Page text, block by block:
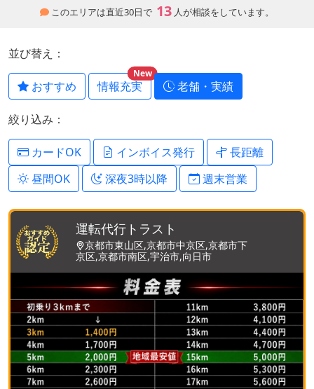
このエリアは直近30日で 13 人が相談をしています。
並び替え：
おすすめ 情報充実
New
老舗・実績
絞り込み：
カードOK インボイス発行
長距離
昼間OK
深夜3時以降 週末営業
運転代行トラスト
京都市東山区,京都市中京区,京都市下
京区,京都市南区,宇治市,向日市